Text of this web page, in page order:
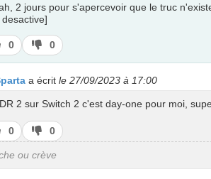
2 jours pour s'apercevoir que le truc
desactive]
J’aime
0
J’aime
pas
0
a écrit le 27/09/2023 à 17:00
2 sur Switch 2 c'est day-one pour moi,
J’aime
0
J’aime
pas
0
ou crève